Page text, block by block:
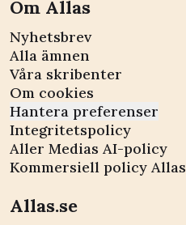
Om Allas
Nyhetsbrev
Alla ämnen
Våra skribenter
Om cookies
Hantera preferenser
Integritetspolicy
Aller Medias AI-policy
Kommersiell policy Allas
Allas.se